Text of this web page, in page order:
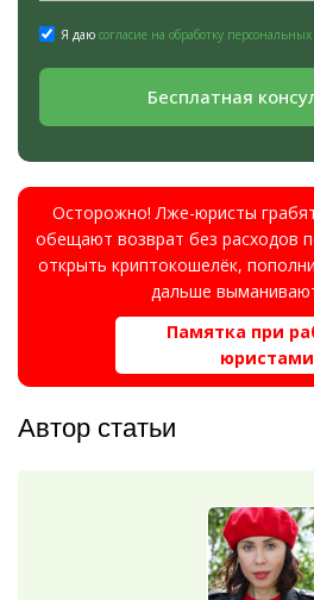
Я даю согласие на обработку
Бесплатная
Осторожно! Лже-юристы
обещают возврат без расходов
открыть криптокошелёк,
дальше
Памятка при
юристами
Автор статьи